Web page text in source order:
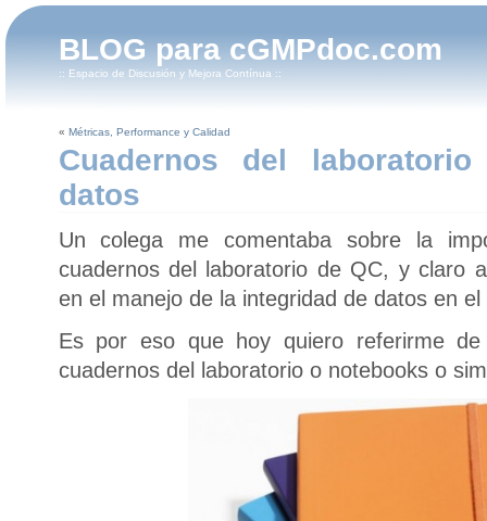
BLOG para cGMPdoc.com
:: Espacio de Discusión y Mejora Contínua ::
« Métricas, Performance y Calidad
Cuadernos del
datos
Un colega me comentaba sobre la
cuadernos del laboratorio de QC, y claro
en el manejo de la integridad de datos en el
Es por eso que hoy quiero referirme
cuadernos del laboratorio o notebooks o